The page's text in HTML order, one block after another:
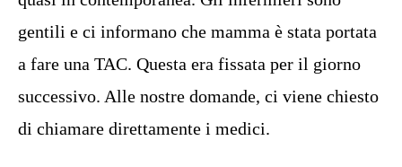
gentili e ci informano che mamma è stata portata
a fare una TAC. Questa era fissata per il giorno
successivo. Alle nostre domande, ci viene chiesto
di chiamare direttamente i medici.